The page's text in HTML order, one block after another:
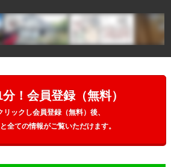
！会員登録（無料）
リックし会員登録（無料）後、
全ての情報がご覧いただけます。